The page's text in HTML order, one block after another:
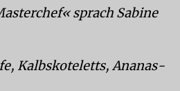
sprach Sabine
Kalbskoteletts, Ananas-